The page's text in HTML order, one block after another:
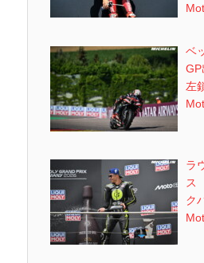
ベ
左
ラ
ス
ク